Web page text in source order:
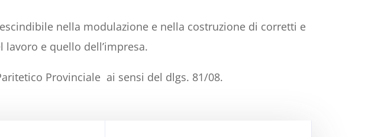
nella modulazione e nella costruzione di corretti e
e quello dell’impresa.
Provinciale ai sensi del dlgs. 81/08.